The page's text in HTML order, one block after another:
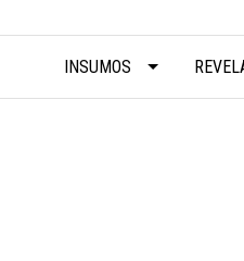
INSUMOS